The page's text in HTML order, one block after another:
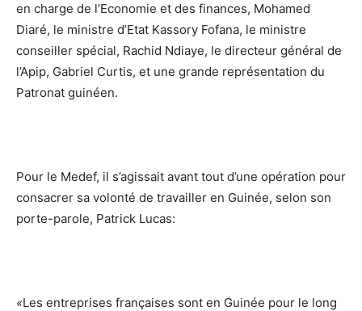
en charge de l’Economie et des finances, Mohamed
Diaré, le ministre d’Etat Kassory Fofana, le ministre
conseiller spécial, Rachid Ndiaye, le directeur général de
l’Apip, Gabriel Curtis, et une grande représentation du
Patronat guinéen.
Pour le Medef, il s’agissait avant tout d’une opération pour
consacrer sa volonté de travailler en Guinée, selon son
porte-parole, Patrick Lucas:
«Les entreprises françaises sont en Guinée pour le long